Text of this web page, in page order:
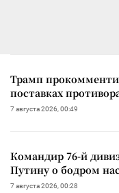
Трамп
поставках
7 августа 2026, 00:49
Командир 76-й
Путину о бодром
7 августа 2026, 00:28